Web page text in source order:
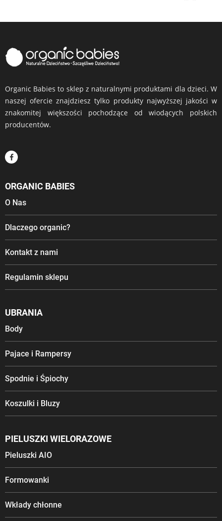
Organic Babies to sklep z naturalnymi produktami dla dzieci. W
naszej ofercie znajdziesz tylko produkty najwyższej jakości w
znakomitej większości pochodzące od wiodących polskich
producentów.
ORGANIC BABIES
O Nas
Dlaczego organic?
Kontakt z nami
Regulamin sklepu
UBRANIA
Body
Pajace i Rampersy
Spodnie i Śpiochy
Koszulki i Bluzy
PIELUSZKI WIELORAZOWE
Pieluszki AIO
Formowanki
Wkłady chłonne